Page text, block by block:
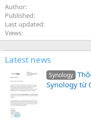
Author
Published
Last updated
Views
Latest news
Synology
Synology từ